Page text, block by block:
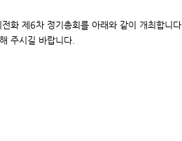
화 제6차 정기총회를 아래와 같이 개최합니다.
주시길 바랍니다.